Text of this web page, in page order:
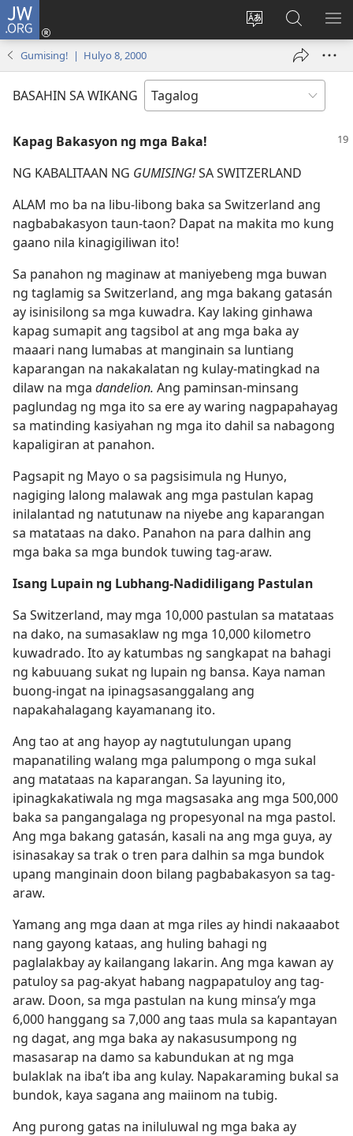
JW.ORG
Baguhin
ng
Mag-
log
bubukas
sa
JW.ORG
Gumising! | Hulyo 8, 2000
BASAHIN SA WIKANG
Kapag Bakasyon ng mga Baka!
NG KABALITAAN NG GUMISING!SA SWITZERLAND
ALAM mo ba na libu-libong baka sa Switzerland ang
nagbabakasyon taun-taon? Dapat na makita mo kung
gaano nila kinagigiliwan ito!
Sa panahon ng maginaw at maniyebeng mga buwan
ng taglamig sa Switzerland, ang mga bakang gatasán
ay isinisilong sa mga kuwadra. Kay laking ginhawa
kapag sumapit ang tagsibol at ang mga baka ay
maaari nang lumabas at manginain sa luntiang
kaparangan na nakakalatan ng kulay-matingkad na
dilaw na mga dandelion. Ang paminsan-minsang
paglundag ng mga ito sa ere ay waring nagpapahayag
sa matinding kasiyahan ng mga ito dahil sa nabagong
kapaligiran at panahon.
Pagsapit ng Mayo o sa pagsisimula ng Hunyo,
nagiging lalong malawak ang mga pastulan kapag
inilalantad ng natutunaw na niyebe ang kaparangan
sa matataas na dako. Panahon na para dalhin ang
mga baka sa mga bundok tuwing tag-araw.
Isang Lupain ng Lubhang-Nadidiligang Pastulan
Sa Switzerland, may mga 10,000 pastulan sa matataas
na dako, na sumasaklaw ng mga 10,000 kilometro
kuwadrado. Ito ay katumbas ng sangkapat na bahagi
ng kabuuang sukat ng lupain ng bansa. Kaya naman
buong-ingat na ipinagsasanggalang ang
napakahalagang kayamanang ito.
Ang tao at ang hayop ay nagtutulungan upang
mapanatiling walang mga palumpong o mga sukal
ang matataas na kaparangan. Sa layuning ito,
ipinagkakatiwala ng mga magsasaka ang mga 500,000
baka sa pangangalaga ng propesyonal na mga pastol.
Ang mga bakang gatasán, kasali na ang mga guya, ay
isinasakay sa trak o tren para dalhin sa mga bundok
upang manginain doon bilang pagbabakasyon sa tag-
araw.
Yamang ang mga daan at mga riles ay hindi nakaaabot
nang gayong kataas, ang huling bahagi ng
paglalakbay ay kailangang lakarin. Ang mga kawan ay
patuloy sa pag-akyat habang nagpapatuloy ang tag-
araw. Doon, sa mga pastulan na kung minsa’y mga
6,000 hanggang sa 7,000 ang taas mula sa kapantayan
ng dagat, ang mga baka ay nakasusumpong ng
masasarap na damo sa kabundukan at ng mga
bulaklak na iba’t iba ang kulay. Napakaraming bukal sa
bundok, kaya sagana ang maiinom na tubig.
Ang purong gatas na iniluluwal ng mga baka ay